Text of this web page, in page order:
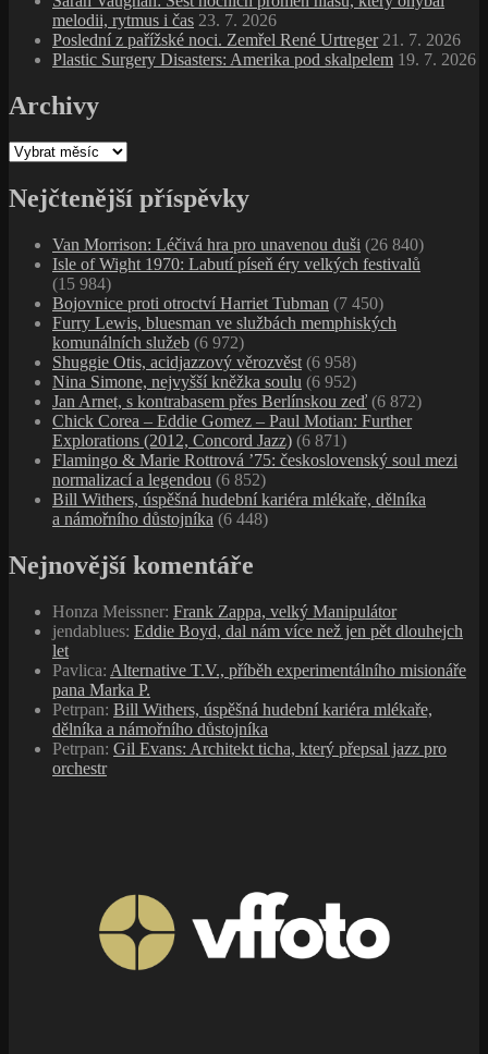
melodii, rytmus i čas 23. 7. 2026
Poslední z pařížské noci. Zemřel René Urtreger 21. 7. 2026
Plastic Surgery Disasters: Amerika pod skalpelem 19. 7. 2026
Archivy
Archivy
Nejčtenější příspěvky
Van Morrison: Léčivá hra pro unavenou duši (26 840)
Isle of Wight 1970: Labutí píseň éry velkých festivalů
(15 984)
Bojovnice proti otroctví Harriet Tubman (7 450)
Furry Lewis, bluesman ve službách memphiských
komunálních služeb (6 972)
Shuggie Otis, acidjazzový věrozvěst (6 958)
Nina Simone, nejvyšší kněžka soulu (6 952)
Jan Arnet, s kontrabasem přes Berlínskou zeď (6 872)
Chick Corea – Eddie Gomez – Paul Motian: Further
Explorations (2012, Concord Jazz) (6 871)
Flamingo & Marie Rottrová ’75: československý soul mezi
normalizací a legendou (6 852)
Bill Withers, úspěšná hudební kariéra mlékaře, dělníka
a námořního důstojníka (6 448)
Nejnovější komentáře
Honza Meissner: Frank Zappa, velký Manipulátor
jendablues: Eddie Boyd, dal nám více než jen pět dlouhejch
let
Pavlica: Alternative T.V., příběh experimentálního misionáře
pana Marka P.
Petrpan: Bill Withers, úspěšná hudební kariéra mlékaře,
dělníka a námořního důstojníka
Petrpan: Gil Evans: Architekt ticha, který přepsal jazz pro
orchestr